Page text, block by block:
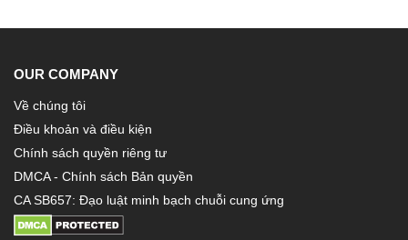
OUR COMPANY
Về chúng tôi
Điều khoản và điều kiện
Chính sách quyền riêng tư
DMCA - Chính sách Bản quyền
CA SB657: Đạo luật minh bạch chuỗi cung ứng